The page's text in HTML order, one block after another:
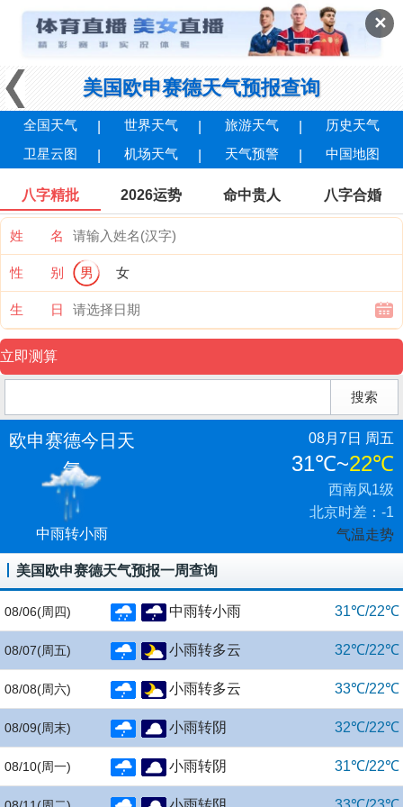
✕
美国欧申赛德天气预报查询
全国天气 世界天气 旅游天气
历史天气
卫星云图
机场天气 天气预警 中国地图
八字精批 2026运势 命中贵人 八字合婚
姓 名
性 别 男 女
生 日
欧申赛德今日天
气
中雨转小雨
08月7日 周五
31℃~22℃
西南风1级
北京时差：-1
气温走势
美国欧申赛德天气预报一周查询
08/06(周四) 中雨转小雨 31℃/22℃
08/07(周五) 小雨转多云 32℃/22℃
08/08(周六) 小雨转多云 33℃/22℃
08/09(周末) 小雨转阴 32℃/22℃
08/10(周一) 小雨转阴 31℃/22℃